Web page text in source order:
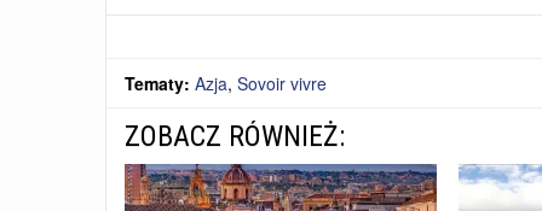
Tematy: Azja, Sovoir vivre
ZOBACZ RÓWNIEŻ: